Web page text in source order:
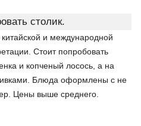
столик.
и международной
Стоит попробовать
и копченый лосось, а на
Блюда оформлены с не
Цены выше среднего.